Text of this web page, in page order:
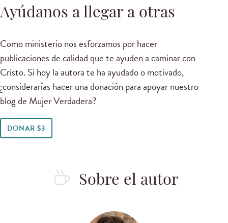
Ayúdanos a llegar a otras
Como ministerio nos esforzamos por hacer
publicaciones de calidad que te ayuden a caminar con
Cristo. Si hoy la autora te ha ayudado o motivado,
¿considerarías hacer una donación para apoyar nuestro
blog de Mujer Verdadera?
DONAR $3
Sobre el autor